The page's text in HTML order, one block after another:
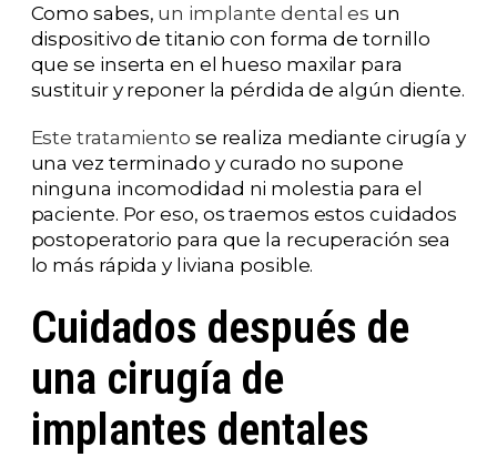
Como sabes, un implante dental es un
dispositivo de titanio con forma de tornillo
que se inserta en el hueso maxilar para
sustituir y reponer la pérdida de algún diente.
Este tratamiento se realiza mediante cirugía y
una vez terminado y curado no supone
ninguna incomodidad ni molestia para el
paciente. Por eso, os traemos estos cuidados
postoperatorio para que la recuperación sea
lo más rápida y liviana posible.
Cuidados después de
una cirugía de
implantes dentales